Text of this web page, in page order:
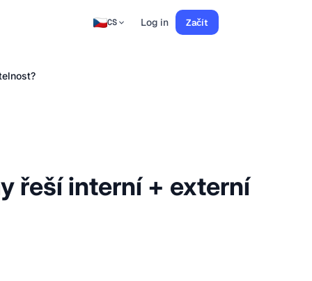
CS Log in Začít
řeší interní + externí